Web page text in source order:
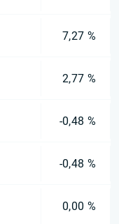
7,27 %
2,77 %
-0,48 %
-0,48 %
0,00 %